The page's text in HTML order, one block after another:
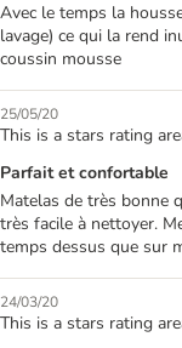
Avec le temps la
lavage) ce qui la rend
coussin mousse
25/05/20
This is a stars rating
Parfait et confortable
Matelas de très bonne
très facile à nettoyer.
temps dessus que sur
24/03/20
This is a stars rating